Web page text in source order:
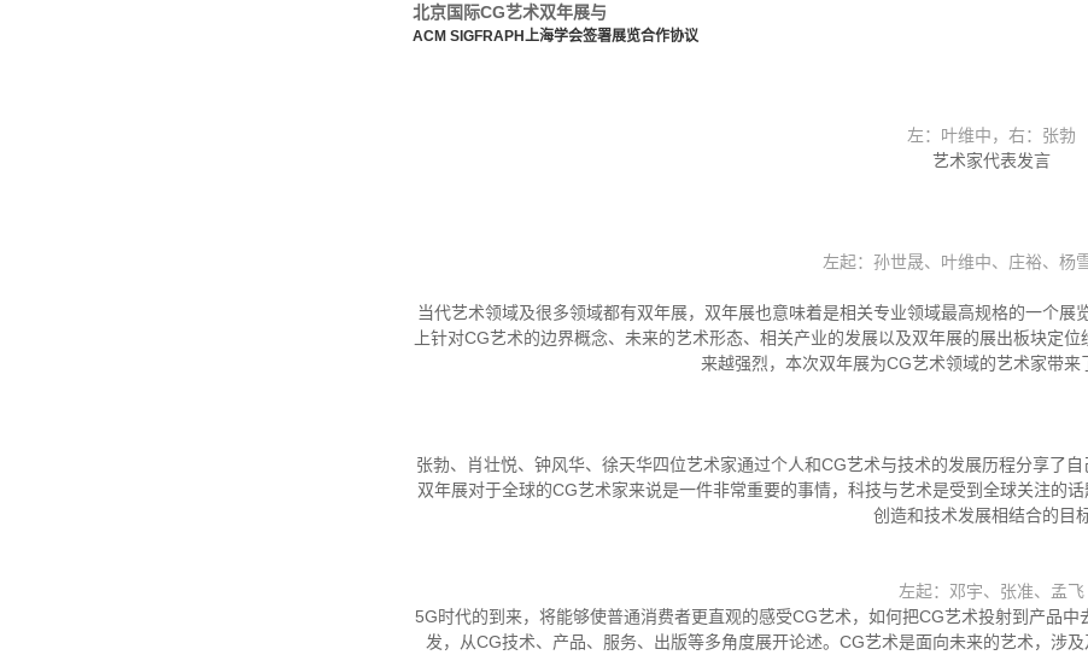
北京国际CG艺术双年展与
ACM SIGFRAPH上海学会签署展览合作协议
左：叶维中，右：张勃
艺术家代表发言
左起：孙世晟、叶维中、庄裕、杨
当代艺术领域及很多领域都有双年展，双年展也意味着是相关专业领域最高规格的一个
上针对CG艺术的边界概念、未来的艺术形态、相关产业的发展以及双年展的展出板块定
来越强烈，本次双年展为CG艺术领域的艺术家带来
张勃、肖壮悦、钟风华、徐天华四位艺术家通过个人和CG艺术与技术的发展历程分享了
双年展对于全球的CG艺术家来说是一件非常重要的事情，科技与艺术是受到全球关注的
创造和技术发展相结合的目标
左起：邓宇、张准、孟飞
5G时代的到来，将能够使普通消费者更直观的感受CG艺术，如何把CG艺术投射到产品
发，从CG技术、产品、服务、出版等多角度展开论述。CG艺术是面向未来的艺术，涉